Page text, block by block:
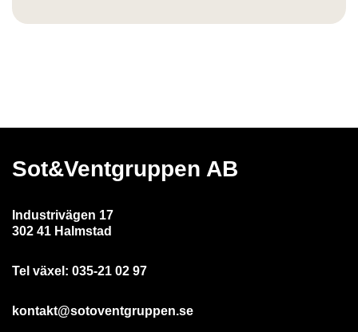
Sot&Ventgruppen AB
Industrivägen 17
302 41 Halmstad
Tel växel: 035-21 02 97
kontakt@sotoventgruppen.se